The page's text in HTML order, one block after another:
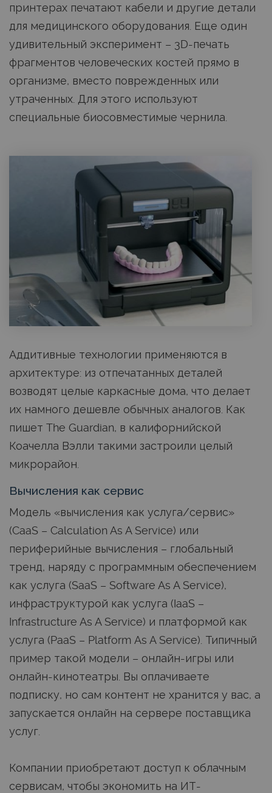
принтерах печатают кабели и другие детали
для медицинского оборудования. Еще один
удивительный эксперимент – 3D-печать
фрагментов человеческих костей прямо в
организме, вместо поврежденных или
утраченных. Для этого используют
специальные биосовместимые чернила.
Аддитивные технологии применяются в
архитектуре: из отпечатанных деталей
возводят целые каркасные дома, что делает
их намного дешевле обычных аналогов. Как
пишет The Guardian, в калифорнийской
Коачелла Вэлли такими застроили целый
микрорайон.
Вычисления как сервис
Модель «вычисления как услуга/сервис»
(CaaS – Calculation As A Service) или
периферийные вычисления – глобальный
тренд, наряду с программным обеспечением
как услуга (SaaS – Software As A Service),
инфраструктурой как услуга (IaaS –
Infrastructure As A Service) и платформой как
услуга (PaaS – Platform As A Service). Типичный
пример такой модели – онлайн-игры или
онлайн-кинотеатры. Вы оплачиваете
подписку, но сам контент не хранится у вас, а
запускается онлайн на сервере поставщика
услуг.
Компании приобретают доступ к облачным
сервисам, чтобы экономить на ИТ-